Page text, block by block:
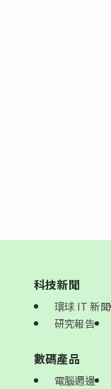
科技新聞
環球 IT 新聞
研究報告
數碼產品
電腦週邊